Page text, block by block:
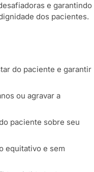
e garantindo
dos pacientes.
do paciente e garantir
ou agravar a
paciente sobre seu
equitativo e sem